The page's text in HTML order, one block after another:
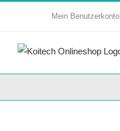
Mein Benutzerkonto